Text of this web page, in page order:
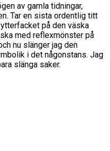
av gamla tidningar,
Tar en sista ordentlig titt
på den väska
med reflexmönster på
nu slänger jag den
i det någonstans. Jag
slänga saker.